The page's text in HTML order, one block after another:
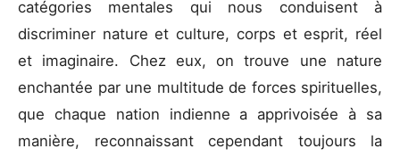
catégories mentales qui nous conduisent à
discriminer nature et culture, corps et esprit, réel
et imaginaire. Chez eux, on trouve une nature
enchantée par une multitude de forces spirituelles,
que chaque nation indienne a apprivoisée à sa
manière, reconnaissant cependant toujours la